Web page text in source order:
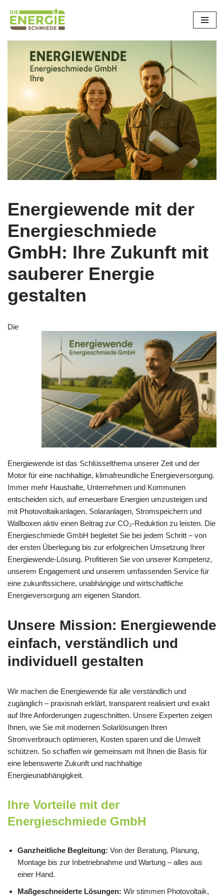
Zum
Inhalt
springen
Energiewende mit der
Energieschmiede
GmbH: Ihre Zukunft mit
sauberer Energie
gestalten
Die
Energiewende ist das Schlüsselthema unserer Zeit und der
Motor für eine nachhaltige, klimafreundliche Energieversorgung.
Immer mehr Haushalte, Unternehmen und Kommunen
entscheiden sich, auf erneuerbare Energien umzusteigen und
mit Photovoltaikanlagen, Solaranlagen, Stromspeichern und
Wallboxen aktiv einen Beitrag zur CO₂-Reduktion zu leisten. Die
Energieschmiede GmbH begleitet Sie bei jedem Schritt – von
der ersten Überlegung bis zur erfolgreichen Umsetzung Ihrer
Energiewende-Lösung. Profitieren Sie von unserer Kompetenz,
unserem Engagement und unserem umfassenden Service für
eine zukunftssichere, unabhängige und wirtschaftliche
Energieversorgung am eigenen Standort.
Unsere Mission: Energiewende
einfach, verständlich und
individuell gestalten
Wir machen die Energiewende für alle verständlich und
zugänglich – praxisnah erklärt, transparent realisiert und exakt
auf Ihre Anforderungen zugeschnitten. Unsere Experten zeigen
Ihnen, wie Sie mit modernen Solarlösungen Ihren
Stromverbrauch optimieren, Kosten sparen und die Umwelt
schützen. So schaffen wir gemeinsam mit Ihnen die Basis für
eine lebenswerte Zukunft und nachhaltige
Energieunabhängigkeit.
Ihre Vorteile mit der
Energieschmiede GmbH
Ganzheitliche Begleitung: Von der Beratung, Planung,
Montage bis zur Inbetriebnahme und Wartung – alles aus
einer Hand.
Maßgeschneiderte Lösungen: Wir stimmen Photovoltaik,